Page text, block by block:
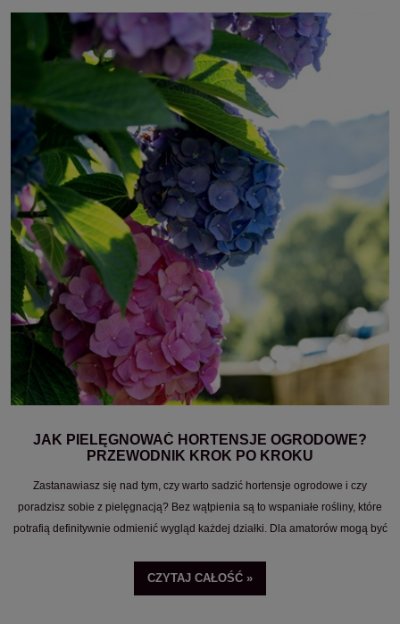
JAK PIELĘGNOWAĆ HORTENSJE OGRODOWE?
PRZEWODNIK KROK PO KROKU
Zastanawiasz się nad tym, czy warto sadzić hortensje ogrodowe i czy
poradzisz sobie z pielęgnacją? Bez wątpienia są to wspaniałe rośliny, które
potrafią definitywnie odmienić wygląd każdej działki. Dla amatorów mogą być
pielęgnacja hortensji ogrodowych nie będzie dla Ciebie problemem. Poznaj
wskazówki i sprawdź przygotowany przez nas poradnik na temat tego, jak
CZYTAJ CAŁOŚĆ »